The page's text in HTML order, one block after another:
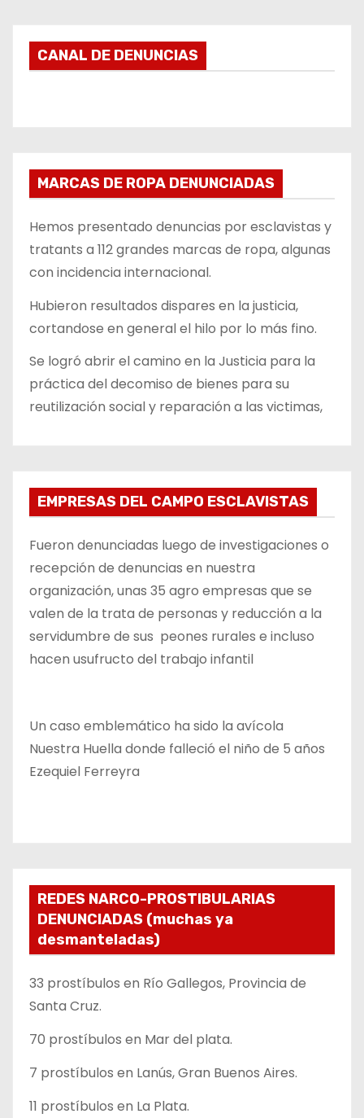
CANAL DE DENUNCIAS
MARCAS DE ROPA DENUNCIADAS
Hemos presentado denuncias por esclavistas y
tratants a 112 grandes marcas de ropa, algunas
con incidencia internacional.
Hubieron resultados dispares en la justicia,
cortandose en general el hilo por lo más fino.
Se logró abrir el camino en la Justicia para la
práctica del decomiso de bienes para su
reutilización social y reparación a las victimas,
EMPRESAS DEL CAMPO ESCLAVISTAS
Fueron denunciadas luego de investigaciones o
recepción de denuncias en nuestra
organización, unas 35 agro empresas que se
valen de la trata de personas y reducción a la
servidumbre de sus peones rurales e incluso
hacen usufructo del trabajo infantil
Un caso emblemático ha sido la avícola
Nuestra Huella donde falleció el niño de 5 años
Ezequiel Ferreyra
REDES NARCO-PROSTIBULARIAS
DENUNCIADAS (muchas ya
desmanteladas)
33 prostíbulos en Río Gallegos, Provincia de
Santa Cruz.
70 prostíbulos en Mar del plata.
7 prostíbulos en Lanús, Gran Buenos Aires.
11 prostíbulos en La Plata.